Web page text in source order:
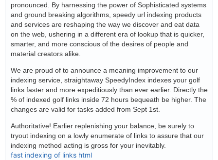
pronounced. By harnessing the power of Sophisticated systems
and ground breaking algorithms, speedy url indexing products
and services are reshaping the way we discover and eat data
on the web, ushering in a different era of lookup that is quicker,
smarter, and more conscious of the desires of people and
material creators alike.
We are proud of to announce a meaning improvement to our
indexing service, straightaway SpeedyIndex indexes your golf
links faster and more expeditiously than ever earlier. Directly the
% of indexed golf links inside 72 hours bequeath be higher. The
changes are valid for tasks added from Sept 1st.
Authoritative! Earlier replenishing your balance, be surely to
tryout indexing on a lowly enumerate of links to assure that our
indexing method acting is gross for your inevitably.
fast indexing of links html